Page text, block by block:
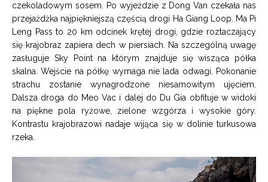
czekoladowym sosem. Po wyjeździe z Dong Van czekała nas
przejażdżka najpiękniejszą częścią drogi Ha Giang Loop. Ma Pi
Leng Pass to 20 km odcinek krętej drogi, gdzie roztaczający
się krajobraz zapiera dech w piersiach. Na szczególną uwagę
zasługuje Sky Point na którym znajduje się wisząca półka
skalna. Wejście na półkę wymaga nie lada odwagi. Pokonanie
strachu zostanie wynagrodzone niesamowitym ujęciem.
Dalsza droga do Meo Vac i dalej do Du Gia obfituje w widoki
na piękne pola ryżowe, zielone wzgórza i wysokie góry.
Kontrastu krajobrazowi nadaje wijąca się w dolinie turkusowa
rzeka.